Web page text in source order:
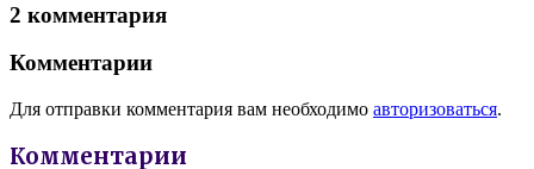
2 комментария
Комментарии
Для отправки комментария вам необходимо авторизоваться.
Комментарии